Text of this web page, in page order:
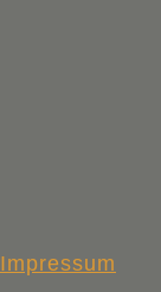
Impressum